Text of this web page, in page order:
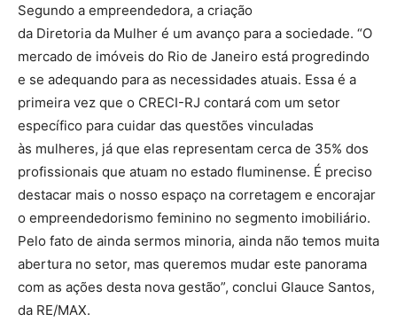
Segundo a empreendedora, a criação
da Diretoria da Mulher é um avanço para a sociedade. “O
mercado de imóveis do Rio de Janeiro está progredindo
e se adequando para as necessidades atuais. Essa é a
primeira vez que o CRECI-RJ contará com um setor
específico para cuidar das questões vinculadas
às mulheres, já que elas representam cerca de 35% dos
profissionais que atuam no estado fluminense. É preciso
destacar mais o nosso espaço na corretagem e encorajar
o empreendedorismo feminino no segmento imobiliário.
Pelo fato de ainda sermos minoria, ainda não temos muita
abertura no setor, mas queremos mudar este panorama
com as ações desta nova gestão”, conclui Glauce Santos,
da RE/MAX.